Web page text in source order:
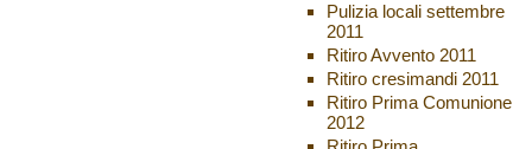
Pulizia locali settembre
2011
Ritiro Avvento 2011
Ritiro cresimandi 2011
Ritiro Prima Comunione
2012